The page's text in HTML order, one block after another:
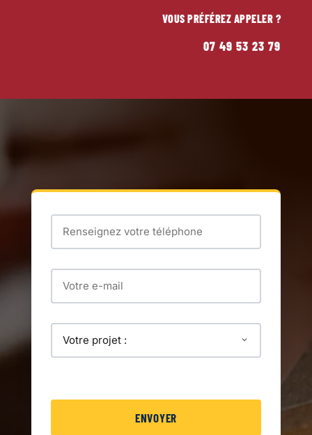
VOUS PRÉFÉREZ APPELER ?
07 49 53 23 79